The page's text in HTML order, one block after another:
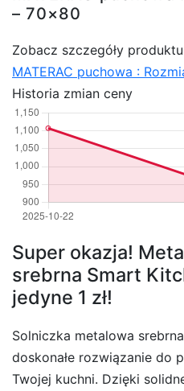
– 70×80
Zobacz szczegóły
MATERAC puchowa :
Historia zmian ceny
Super okazja!
srebrna Smart
jedyne 1 zł!
Solniczka metalowa
doskonałe rozwiązanie do
Twojej kuchni. Dzięki